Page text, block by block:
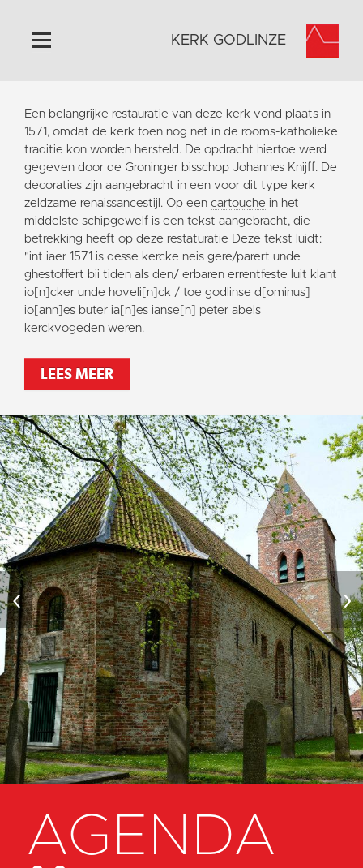
Home
Algemeen
Historie
Omgeving
Activiteiten
Steun ons
Contact
Vaktaal
KERK GODLINZE
Een belangrijke restauratie van deze kerk vond plaats in
1571, omdat de kerk toen nog net in de rooms-katholieke
traditie kon worden hersteld. De opdracht hiertoe werd
gegeven door de Groninger bisschop Johannes Knijff. De
decoraties zijn aangebracht in een voor dit type kerk
zeldzame renaissancestijl. Op een cartouche in het
middelste schipgewelf is een tekst aangebracht, die
betrekking heeft op deze restaturatie Deze tekst luidt:
"int iaer 1571 is desse kercke neis gere/parert unde
ghestoffert bii tiden als den/ erbaren errentfeste luit klant
io[n]cker unde hoveli[n]ck / toe godlinse d[ominus]
io[ann]es buter ia[n]es ianse[n] peter abels
kerckvogeden weren.
LEES MEER
‹ ›
AGENDA